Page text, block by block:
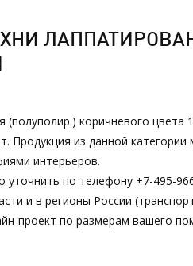
(полуполир.) коричневого
Продукция из данной
интерьеров.
уточнить по телефону +7-495-
и в регионы России
проект по размерам вашего